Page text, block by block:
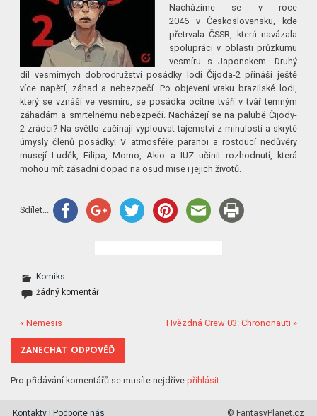
Nacházíme se v roce
2046 v Českos­lovensku, kde
přetrvala ČSSR, která navázala
spolupráci v oblasti průzkumu
vesmíru s Japonskem. Druhý
díl vesmírných dobrodružství posádky lodi Čijoda-2 přináší ještě
více napětí, záhad a nebezpečí. Po objevení vraku brazilské lodi,
který se vznáší ve vesmíru, se posádka ocitne tváří v tvář temným
záhadám a smrtelnému nebezpečí. Nacházejí se na palubě Čijody-
2 zrádci? Na světlo začínají vyplouvat tajemství z minulosti a skryté
úmysly členů posádky! V atmosféře paranoi a rostoucí nedůvěry
musejí Luděk, Filipa, Momo, Akio a IUZ učinit rozhodnutí, která
mohou mít zásadní dopad na osud mise i jejich životů.
Sdílet...
Komiks
žádný komentář
« Nemesis Hvězdná Crew 03: Chrononauti »
ZANECHAT ODPOVĚĎ
Pro přidávání komentářů se musíte nejdřívepřihlásit.
Kontakty Podpořte nás © FantasyPlanet.cz